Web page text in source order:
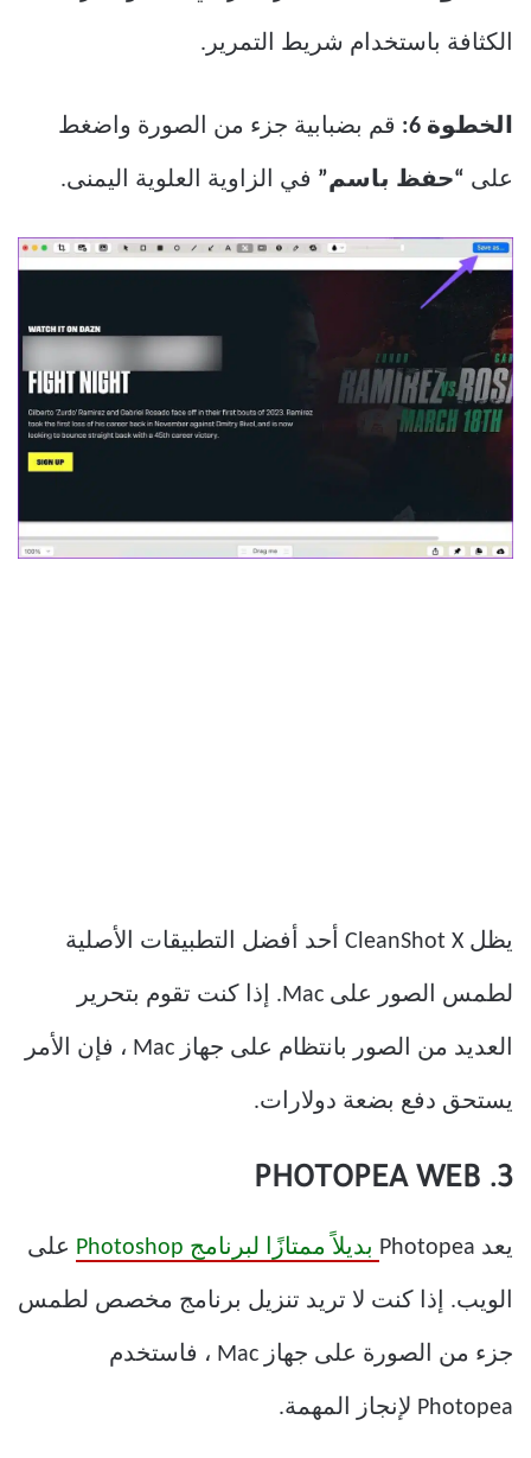
الكثافة باستخدام شريط التمرير.
الخطوة 6: قم بضبابية جزء من الصورة واضغط
على “حفظ باسم” في الزاوية العلوية اليمنى.
يظل CleanShot X أحد أفضل التطبيقات الأصلية
لطمس الصور على Mac. إذا كنت تقوم بتحرير
العديد من الصور بانتظام على جهاز Mac ، فإن الأمر
يستحق دفع بضعة دولارات.
3. PHOTOPEA WEB
يعد Photopea بديلاً ممتازًا لبرنامج Photoshop على
الويب. إذا كنت لا تريد تنزيل برنامج مخصص لطمس
جزء من الصورة على جهاز Mac ، فاستخدم
Photopea لإنجاز المهمة.